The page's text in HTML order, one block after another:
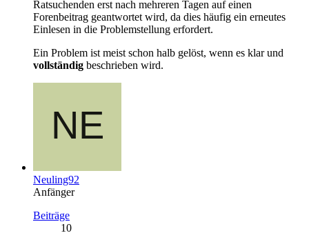
Ratsuchenden erst nach mehreren Tagen auf einen
Forenbeitrag geantwortet wird, da dies häufig ein erneutes
Einlesen in die Problemstellung erfordert.
Ein Problem ist meist schon halb gelöst, wenn es klar und
vollständig beschrieben wird.
Neuling92
Anfänger
Beiträge
10